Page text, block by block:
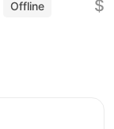
Offline
$